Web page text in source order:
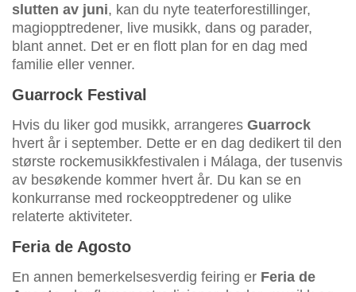
slutten av juni, kan du nyte teaterforestillinger,
magiopptredener, live musikk, dans og parader,
blant annet. Det er en flott plan for en dag med
familie eller venner.
Guarrock Festival
Hvis du liker god musikk, arrangeres Guarrock
hvert år i september. Dette er en dag dedikert til den
største rockemusikkfestivalen i Málaga, der tusenvis
av besøkende kommer hvert år. Du kan se en
konkurranse med rockeopptredener og ulike
relaterte aktiviteter.
Feria de Agosto
En annen bemerkelsesverdig feiring er Feria de